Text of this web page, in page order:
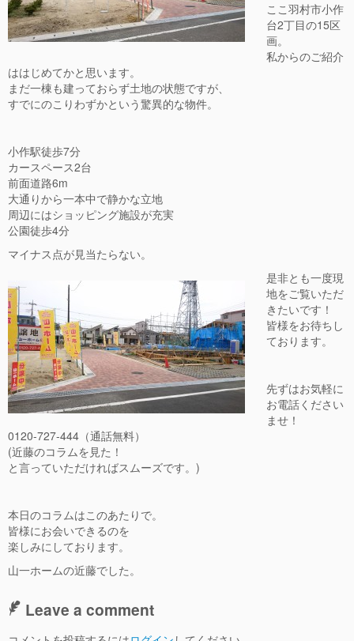
ここ羽村市小作
台2丁目の15区
画。
私からのご紹介
ははじめてかと思います。
まだ一棟も建っておらず土地の状態ですが、
すでにのこりわずかという驚異的な物件。
小作駅徒歩7分
カースペース2台
前面道路6m
大通りから一本中で静かな立地
周辺にはショッピング施設が充実
公園徒歩4分
マイナス点が見当たらない。
是非とも一度現
地をご覧いただ
きたいです！
皆様をお待ちし
ております。
先ずはお気軽に
お電話ください
ませ！
0120-727-444（通話無料）
(近藤のコラムを見た！
と言っていただければスムーズです。)
本日のコラムはこのあたりで。
皆様にお会いできるのを
楽しみにしております。
山一ホームの近藤でした。
Leave a comment